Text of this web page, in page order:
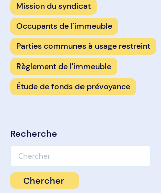
Mission du syndicat
Occupants de l'immeuble
Parties communes à usage restreint
Règlement de l'immeuble
Étude de fonds de prévoyance
Recherche
Chercher